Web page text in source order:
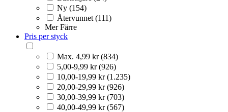
Ny (154)
Återvunnet (111)
Mer Färre
Pris per styck
Max. 4,99 kr (834)
5,00-9,99 kr (926)
10,00-19,99 kr (1.235)
20,00-29,99 kr (926)
30,00-39,99 kr (703)
40,00-49,99 kr (567)